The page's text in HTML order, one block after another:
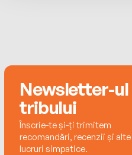
Newsletter-ul
tribului
Înscrie-te și-ți trimitem
recomandări, recenzii și alte
lucruri simpatice.